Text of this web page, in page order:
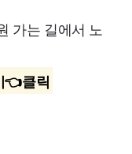
가는 길에서 노
👈클릭